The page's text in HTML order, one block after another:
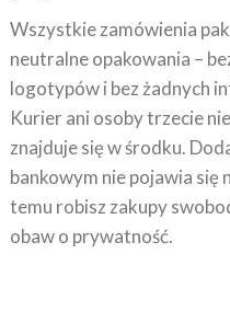
Wszystkie zamówienia
neutralne opakowania –
logotypów i bez żadnych
Kurier ani osoby trzecie
znajduje się w środku.
bankowym nie pojawia się
temu robisz zakupy
obaw o prywatność.